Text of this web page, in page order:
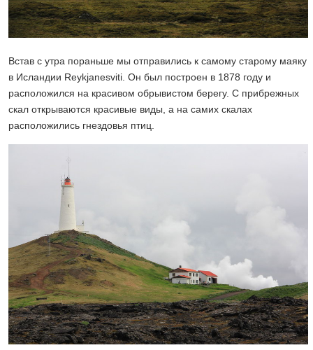
Встав с утра пораньше мы отправились к самому старому маяку
в Исландии Reykjanesviti. Он был построен в 1878 году и
расположился на красивом обрывистом берегу. С прибрежных
скал открываются красивые виды, а на самих скалах
расположились гнездовья птиц.